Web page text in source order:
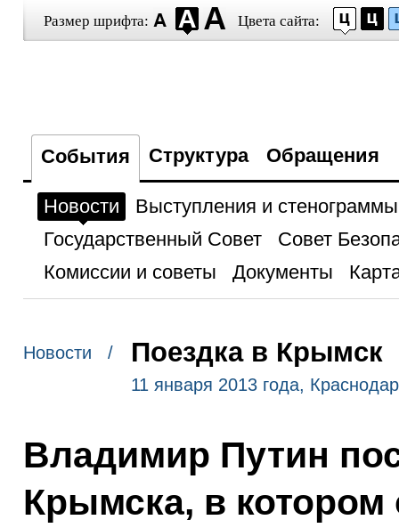
Размер шрифта: Цвета сайта:
События Структура Обращения
Новости
Выступления и стенограммы
Государственный Совет
Совет
Комиссии и советы
Документы
Новости / Поездка в Крымск
11 января 2013 года,
Владимир Путин
Крымска, в котором